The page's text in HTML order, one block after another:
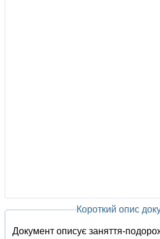
Короткий опис
Документ описує заняття-